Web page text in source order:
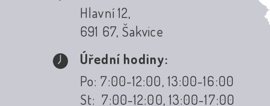
Hlavní 12,
691 67, Šakvice
Úřední hodiny:
Po: 7:00-12:00, 13:00-16:00
St: 7:00-12:00, 13:00-17:00